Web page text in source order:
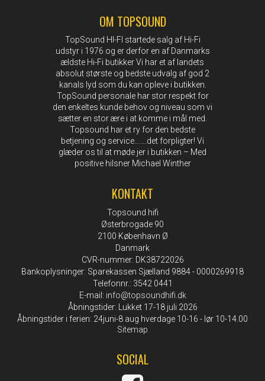
OM TOPSOUND
TopSound HI-FI startede salg af Hi-Fi
udstyr i 1976 og er derfor en af Danmarks
ældste Hi-Fi butikker Vi har et af landets
absolut største og bedste udvalg af god 2
kanals lyd som du kan opleve i butikken.
TopSound personale har stor respekt for
den enkeltes kunde behov og niveau som vi
sætter en stor ære i at komme i mål med.
Topsound har et ry for den bedste
betjening og service…….det forpligter! Vi
glæder os til at møde jer i butikken – Med
positive hilsner Michael Winther
KONTAKT
Topsound hifi
Østerbrogade 90
2100 København Ø
Danmark
CVR-nummer: DK38722026
Bankoplysninger: Sparekassen Sjælland 9884 - 0000269918
Telefonnr.: 3542 0441
E-mail : info@topsoundhifi.dk
Åbningstider: Lukket 17-18 juli 2026
Åbningstider i ferien: 24juni-8 aug hverdage 10-16 - lør 10-14.00
Sitemap
SOCIAL